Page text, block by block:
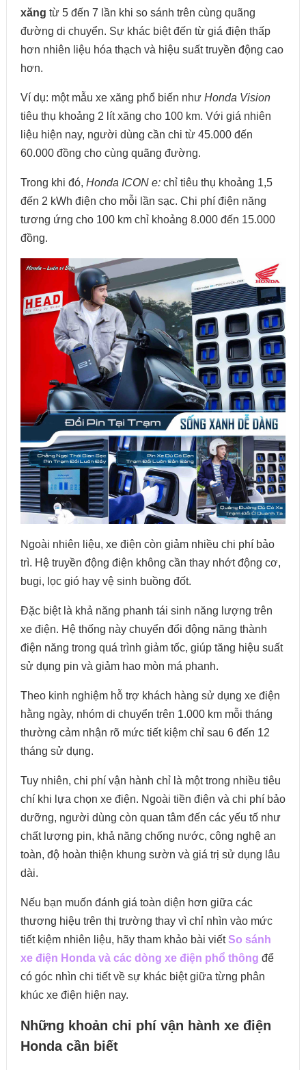
xăng từ 5 đến 7 lần khi so sánh trên cùng quãng
đường di chuyển. Sự khác biệt đến từ giá điện thấp
hơn nhiên liệu hóa thạch và hiệu suất truyền động cao
hơn.
Ví dụ: một mẫu xe xăng phổ biến như Honda Vision
tiêu thụ khoảng 2 lít xăng cho 100 km. Với giá nhiên
liệu hiện nay, người dùng cần chi từ 45.000 đến
60.000 đồng cho cùng quãng đường.
Trong khi đó, Honda ICON e:chỉ tiêu thụ khoảng 1,5
đến 2 kWh điện cho mỗi lần sạc. Chi phí điện năng
tương ứng cho 100 km chỉ khoảng 8.000 đến 15.000
đồng.
Ngoài nhiên liệu, xe điện còn giảm nhiều chi phí bảo
trì. Hệ truyền động điện không cần thay nhớt động cơ,
bugi, lọc gió hay vệ sinh buồng đốt.
Đặc biệt là khả năng phanh tái sinh năng lượng trên
xe điện. Hệ thống này chuyển đổi động năng thành
điện năng trong quá trình giảm tốc, giúp tăng hiệu suất
sử dụng pin và giảm hao mòn má phanh.
Theo kinh nghiệm hỗ trợ khách hàng sử dụng xe điện
hằng ngày, nhóm di chuyển trên 1.000 km mỗi tháng
thường cảm nhận rõ mức tiết kiệm chỉ sau 6 đến 12
tháng sử dụng.
Tuy nhiên, chi phí vận hành chỉ là một trong nhiều tiêu
chí khi lựa chọn xe điện. Ngoài tiền điện và chi phí bảo
dưỡng, người dùng còn quan tâm đến các yếu tố như
chất lượng pin, khả năng chống nước, công nghệ an
toàn, độ hoàn thiện khung sườn và giá trị sử dụng lâu
dài.
Nếu bạn muốn đánh giá toàn diện hơn giữa các
thương hiệu trên thị trường thay vì chỉ nhìn vào mức
tiết kiệm nhiên liệu, hãy tham khảo bài viết So sánh
xe điện Honda và các dòng xe điện phổ thông để
có góc nhìn chi tiết về sự khác biệt giữa từng phân
khúc xe điện hiện nay.
Những khoản chi phí vận hành xe điện
Honda cần biết